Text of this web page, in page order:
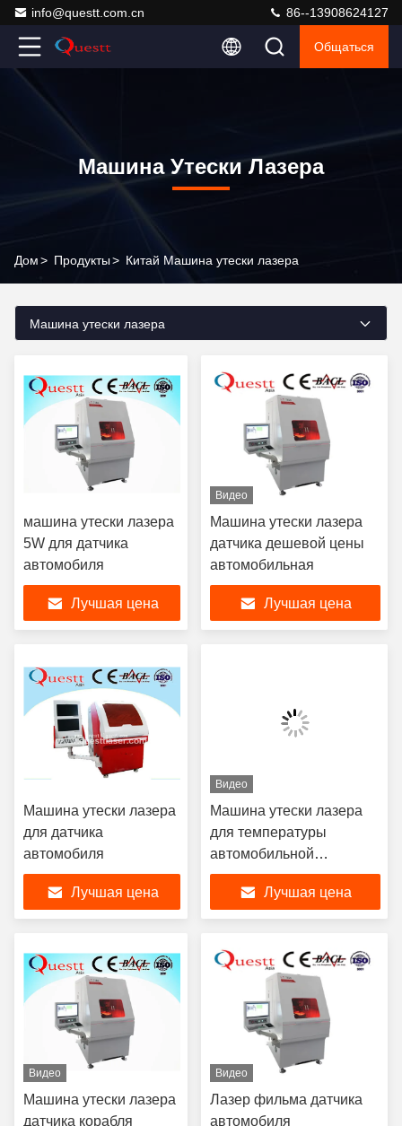
info@questt.com.cn 86--13908624127
Общаться
Машина Утески Лазера
Дом> Продукты> Китай Машина утески лазера
Машина утески лазера
машина утески лазера
5W для датчика
автомобиля
Лучшая цена
Видео
Машина утески лазера
датчика дешевой цены
автомобильная
Лучшая цена
Машина утески лазера
для датчика
автомобиля
Лучшая цена
Видео
Машина утески лазера
для температуры
автомобильной
промышленности/
располагая датчика
Лучшая цена
Видео
Машина утески лазера
датчика корабля
Видео
Лазер фильма датчика
автомобиля